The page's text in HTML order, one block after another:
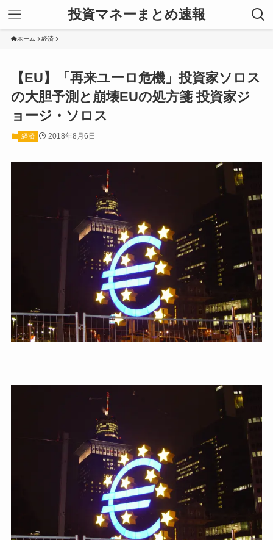
投資マネーまとめ速報
ホーム 経済
【EU】「再来ユーロ危機」投資家ソロス
の大胆予測と崩壊EUの処方箋 投資家ジ
ョージ・ソロス
経済 2018年8月6日